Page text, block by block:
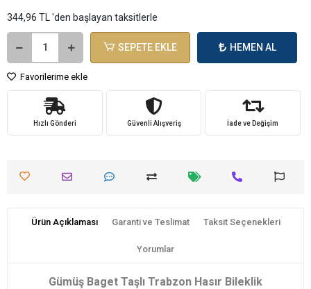
344,96 TL 'den başlayan taksitlerle
SEPETE EKLE HEMEN AL
Favorilerime ekle
Hızlı Gönderi Güvenli Alışveriş İade ve Değişim
Ürün Açıklaması Garanti ve Teslimat Taksit Seçenekleri
Yorumlar
Gümüş Baget Taşlı Trabzon Hasır Bileklik